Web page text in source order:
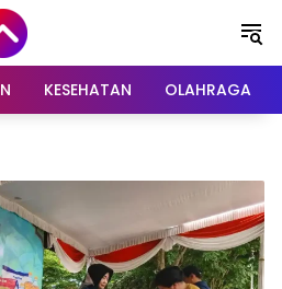
KESEHATAN OLAHRAGA